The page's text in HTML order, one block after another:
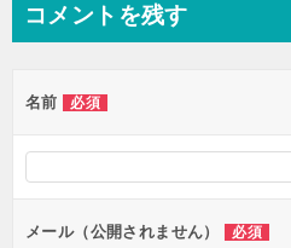
コメントを残す
名前 必須
メール（公開されません） 必須